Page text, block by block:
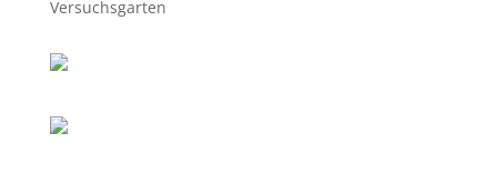
Versuchsgarten